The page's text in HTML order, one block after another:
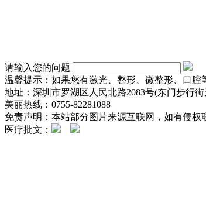
请输入您的问题
温馨提示：如果您有激光、整形、微整形、口
地址：深圳市罗湖区人民北路2083号(东门步行
美丽热线：0755-82281088
免责声明：本站部分图片来源互联网，如有侵权
医疗批文：